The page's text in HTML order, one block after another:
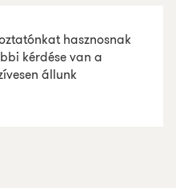
hasznosnak
kérdése van a
állunk